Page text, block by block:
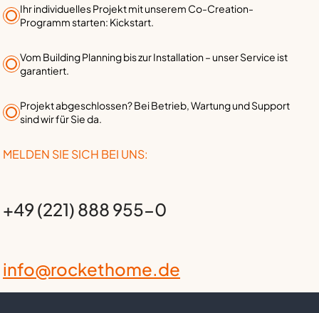
Ihr individuelles Projekt mit unserem Co-Creation-
Programm starten: Kickstart.
Vom Building Planning bis zur Installation – unser Service ist
garantiert.
Projekt abgeschlossen? Bei Betrieb, Wartung und Support
sind wir für Sie da.
MELDEN SIE SICH BEI UNS:
+49 (221) 888 955-0
info@rockethome.de